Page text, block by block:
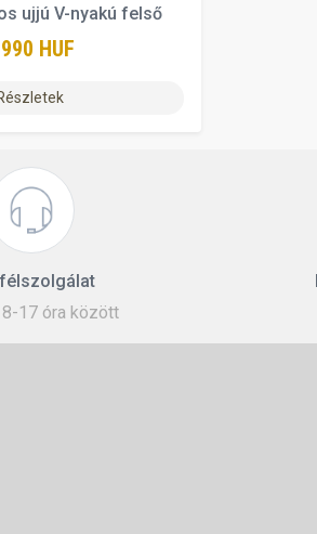
ujjú V-nyakú felső
HUF
8-17 óra között